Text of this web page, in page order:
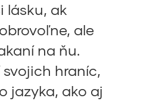
lásku, ak
ale
na ňu.
hraníc,
jazyka, ako aj